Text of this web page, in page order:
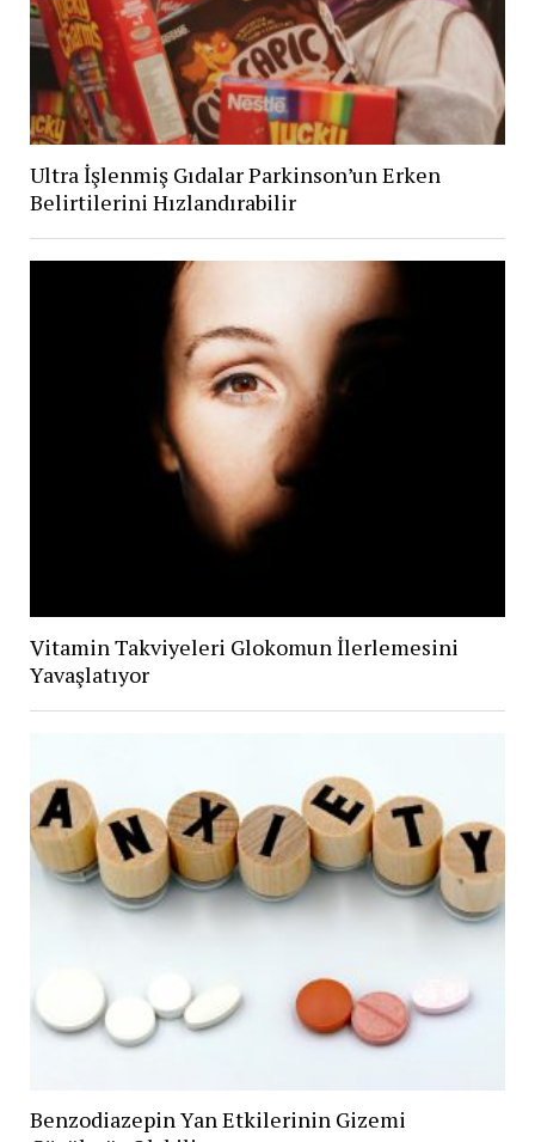
Ultra İşlenmiş Gıdalar Parkinson’un Erken
Belirtilerini Hızlandırabilir
Vitamin Takviyeleri Glokomun İlerlemesini
Yavaşlatıyor
Benzodiazepin Yan Etkilerinin Gizemi